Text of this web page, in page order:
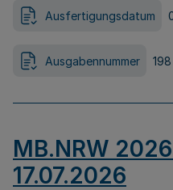
Ausfertigungsdatum
Ausgabennummer 198
MB.NRW
17.07.2026